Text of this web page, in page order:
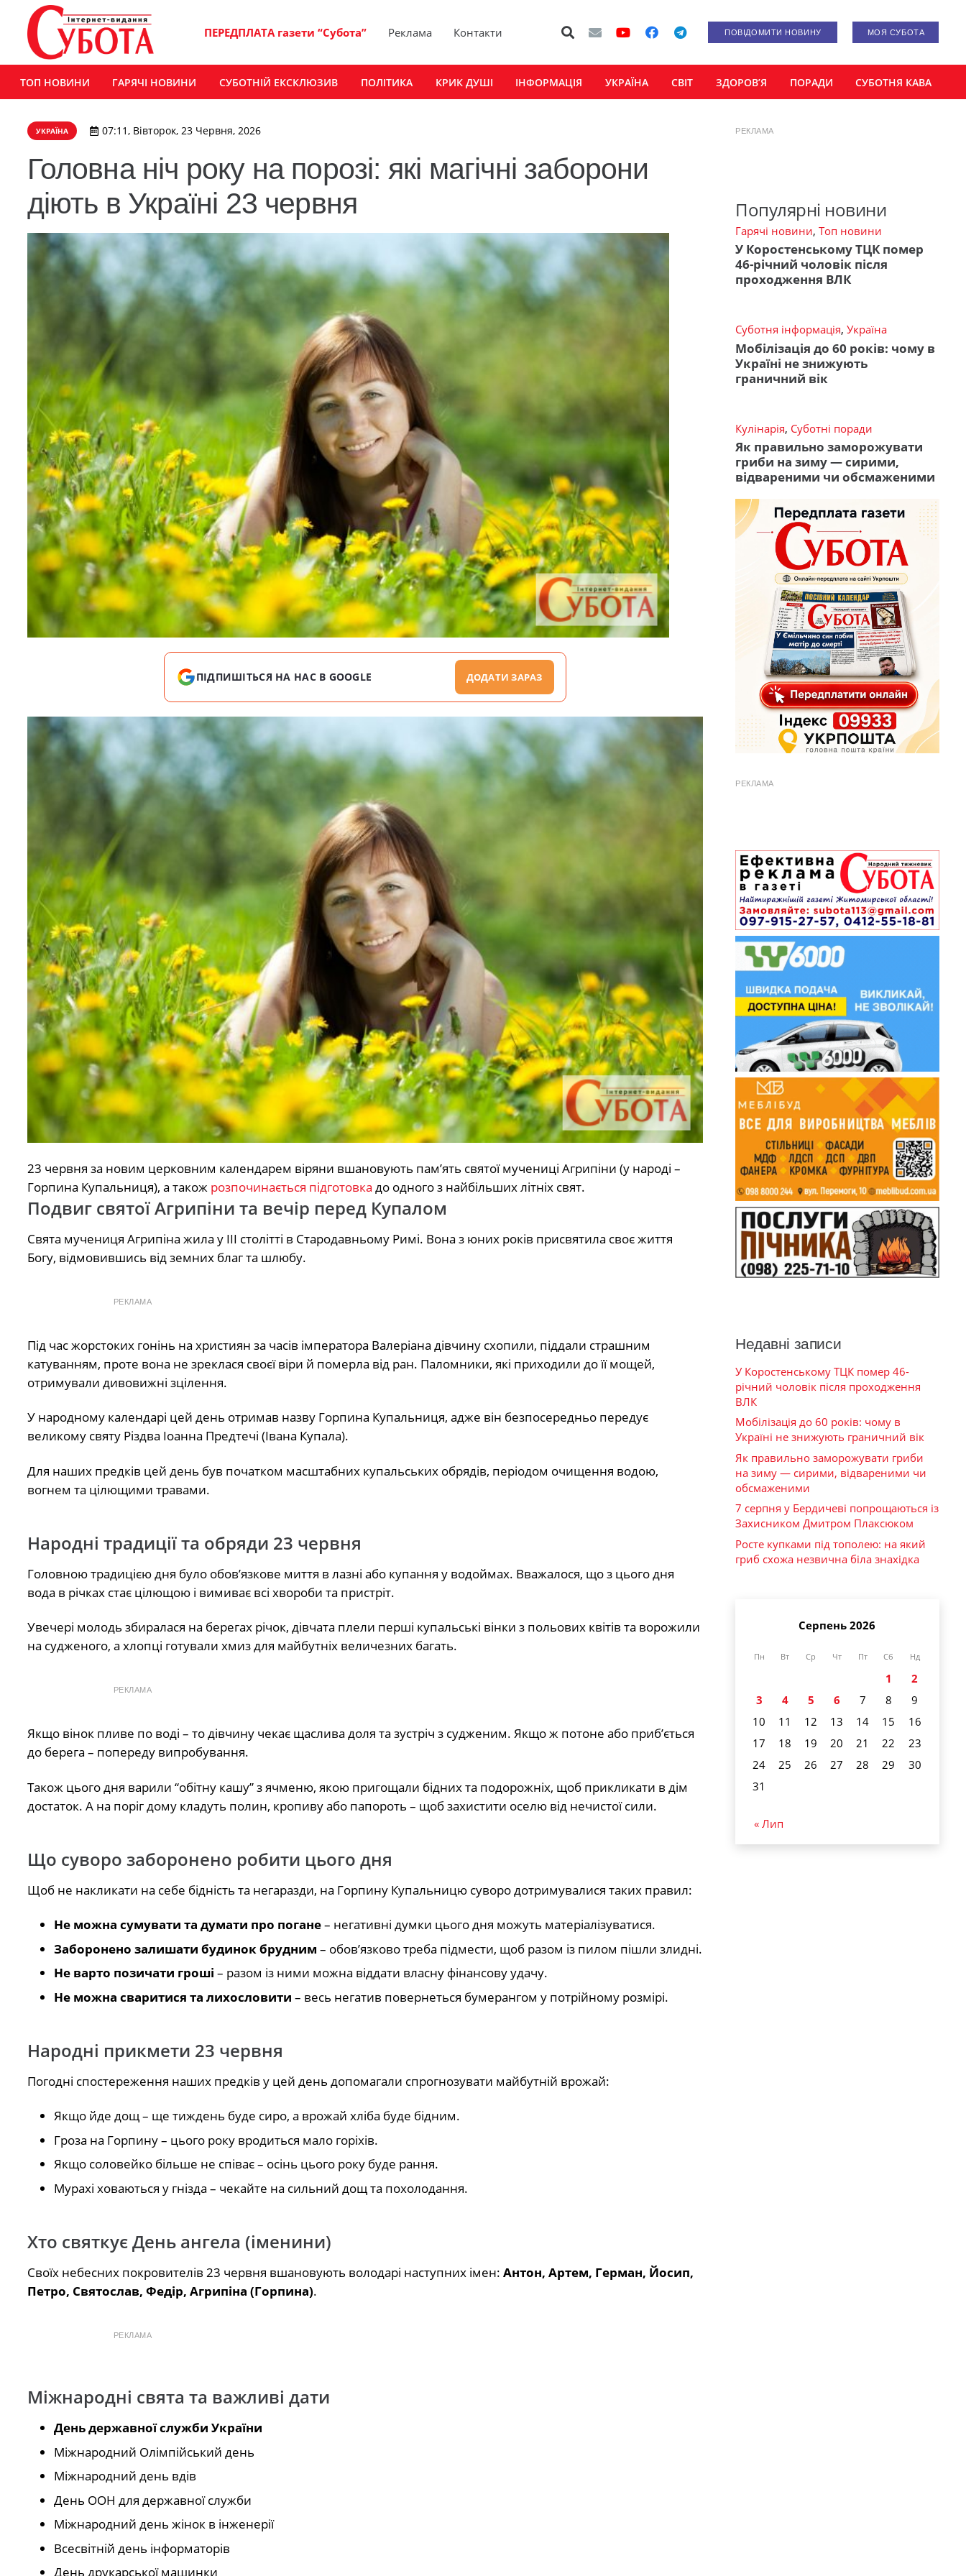
ПЕРЕДПЛАТА газети “Субота” Реклама Контакти ПОВІДОМИТИ НОВИНУ МОЯ СУБОТА
ТОП НОВИНИ ГАРЯЧІ НОВИНИ СУБОТНІЙ ЕКСКЛЮЗИВ ПОЛІТИКА КРИК ДУШІ ІНФОРМАЦІЯ УКРАЇНА СВІТ ЗДОРОВ’Я ПОРАДИ СУБОТНЯ КАВА
УКРАЇНА 07:11, Вівторок, 23 Червня, 2026
Головна ніч року на порозі: які магічні заборони
діють в Україні 23 червня
ПІДПИШІТЬСЯ НА НАС В GOOGLE ДОДАТИ ЗАРАЗ
23 червня за новим церковним календарем віряни вшановують пам’ять святої мучениці Агрипіни (у народі –
Горпина Купальниця), а такожрозпочинається підготовка до одного з найбільших літніх свят.
Подвиг святої Агрипіни та вечір перед Купалом
Свята мучениця Агрипіна жила у III столітті в Стародавньому Римі. Вона з юних років присвятила своє життя
Богу, відмовившись від земних благ та шлюбу.
РЕКЛАМА
Під час жорстоких гонінь на християн за часів імператора Валеріана дівчину схопили, піддали страшним
катуванням, проте вона не зреклася своєї віри й померла від ран. Паломники, які приходили до її мощей,
отримували дивовижні зцілення.
У народному календарі цей день отримав назву Горпина Купальниця, адже він безпосередньо передує
великому святу Різдва Іоанна Предтечі (Івана Купала).
Для наших предків цей день був початком масштабних купальських обрядів, періодом очищення водою,
вогнем та цілющими травами.
Народні традиції та обряди 23 червня
Головною традицією дня було обов’язкове миття в лазні або купання у водоймах. Вважалося, що з цього дня
вода в річках стає цілющою і вимиває всі хвороби та пристріт.
Увечері молодь збиралася на берегах річок, дівчата плели перші купальські вінки з польових квітів та ворожили
на судженого, а хлопці готували хмиз для майбутніх величезних багать.
РЕКЛАМА
Якщо вінок пливе по воді – то дівчину чекає щаслива доля та зустріч з судженим. Якщо ж потоне або приб’ється
до берега – попереду випробування.
Також цього дня варили “обітну кашу” з ячменю, якою пригощали бідних та подорожніх, щоб прикликати в дім
достаток. А на поріг дому кладуть полин, кропиву або папороть – щоб захистити оселю від нечистої сили.
Що суворо заборонено робити цього дня
Щоб не накликати на себе бідність та негаразди, на Горпину Купальницю суворо дотримувалися таких правил:
Не можна сумувати та думати про погане– негативні думки цього дня можуть матеріалізуватися.
Заборонено залишати будинок брудним – обов’язково треба підмести, щоб разом із пилом пішли злидні.
Не варто позичати гроші – разом із ними можна віддати власну фінансову удачу.
Не можна сваритися та лихословити – весь негатив повернеться бумерангом у потрійному розмірі.
Народні прикмети 23 червня
Погодні спостереження наших предків у цей день допомагали спрогнозувати майбутній врожай:
Якщо йде дощ – ще тиждень буде сиро, а врожай хліба буде бідним.
Гроза на Горпину – цього року вродиться мало горіхів.
Якщо соловейко більше не співає – осінь цього року буде рання.
Мурахі ховаються у гнізда – чекайте на сильний дощ та похолодання.
Хто святкує День ангела (іменини)
Своїх небесних покровителів 23 червня вшановують володарі наступних імен: Антон, Артем, Герман, Йосип,
Петро, Святослав, Федір, Агрипіна (Горпина).
РЕКЛАМА
Міжнародні свята та важливі дати
День державної служби України
Міжнародний Олімпійський день
Міжнародний день вдів
День ООН для державної служби
Міжнародний день жінок в інженерії
Всесвітній день інформаторів
День друкарської машинки
РЕКЛАМА
Популярні новини
Гарячі новини, Топ новини
У Коростенському ТЦК помер
46-річний чоловік після
проходження ВЛК
Суботня інформація, Україна
Мобілізація до 60 років: чому в
Україні не знижують
граничний вік
Кулінарія, Суботні поради
Як правильно заморожувати
гриби на зиму — сирими,
відвареними чи обсмаженими
РЕКЛАМА
Недавні записи
У Коростенському ТЦК помер 46-
річний чоловік після проходження
ВЛК
Мобілізація до 60 років: чому в
Україні не знижують граничний вік
Як правильно заморожувати гриби
на зиму — сирими, відвареними чи
обсмаженими
7 серпня у Бердичеві попрощаються із
Захисником Дмитром Плаксюком
Росте купками під тополею: на який
гриб схожа незвична біла знахідка
Серпень 2026
Пн Вт Ср Чт Пт Сб Нд
1
2
3
4 5 6 7 8
9
10
11 12 13 14 15
16
17
18 19 20 21 22
23
24
25 26 27 28 29
30
31
« Лип